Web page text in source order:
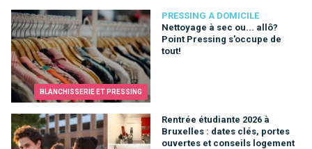
BLANCHISSERIE ET PRESSING
PRESSING A DOMICILE
Nettoyage à sec ou... allô?
Point Pressing s'occupe de
tout!
Nettoyage à sec ou... allô? Point Pressing s'occupe de tout!
Rentrée étudiante 2026 à
Bruxelles : dates clés, portes
ouvertes et conseils logement
Rentrée étudiante 2026 à Bruxelles : dates clés, portes